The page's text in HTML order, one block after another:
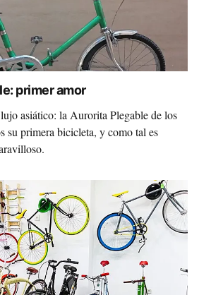
primer amor
asiático: la Aurorita Plegable de los
su primera bicicleta, y como tal es